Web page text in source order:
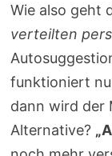
Wie also geht
verteilten
funktioniert
dann wird der
Alternative?